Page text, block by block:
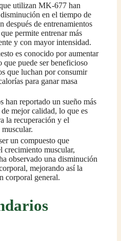
utilizan MK-677 han
en el tiempo de
después de entrenamientos
permite entrenar más
y con mayor intensidad.
es conocido por aumentar
que puede ser beneficioso
que luchan por consumir
para ganar masa
han reportado un sueño más
mejor calidad, lo que es
la recuperación y el
un compuesto que
crecimiento muscular,
observado una disminución
mejorando así la
corporal general.